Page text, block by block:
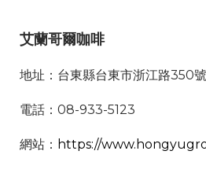
艾蘭哥爾咖啡
地址：台東縣台東市浙江路350
電話：08-933-5123
網站： https://